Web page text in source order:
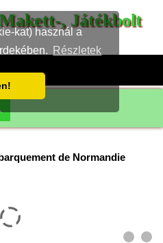
kat) használ a
Részletek
, Játékbolt
de Normandie